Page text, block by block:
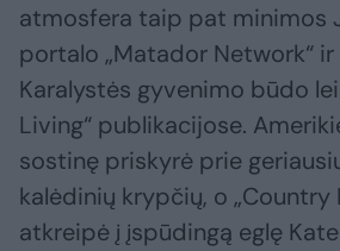
atmosfera taip pat minimos
portalo „Matador Network“
Karalystės gyvenimo būdo
Living“ publikacijose.
sostinę priskyrė prie
kalėdinių krypčių, o „Country
atkreipė į įspūdingą eglę